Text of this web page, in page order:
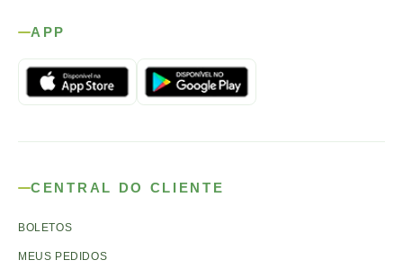
APP
CENTRAL DO CLIENTE
BOLETOS
MEUS PEDIDOS